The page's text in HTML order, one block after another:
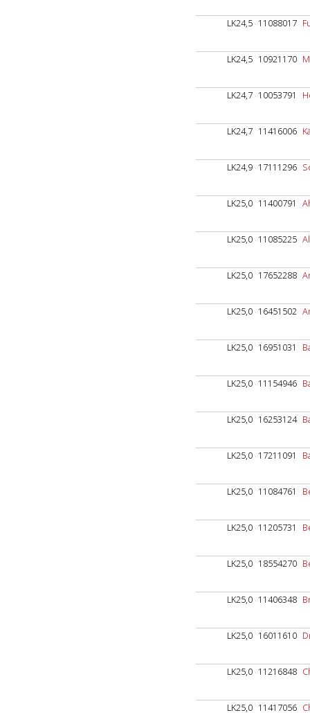
LK24,5 11088017
LK24,5 10921170
LK24,7 10053791
LK24,7 11416006
LK24,9 17111296
LK25,0 11400791
LK25,0 11085225
LK25,0 17652288
LK25,0 16451502
LK25,0 16951031
LK25,0 11154946
LK25,0 16253124
LK25,0 17211091
LK25,0 11084761
LK25,0 11205731
LK25,0 18554270
LK25,0 11406348
LK25,0 16011610
LK25,0 11216848
LK25,0 11417056